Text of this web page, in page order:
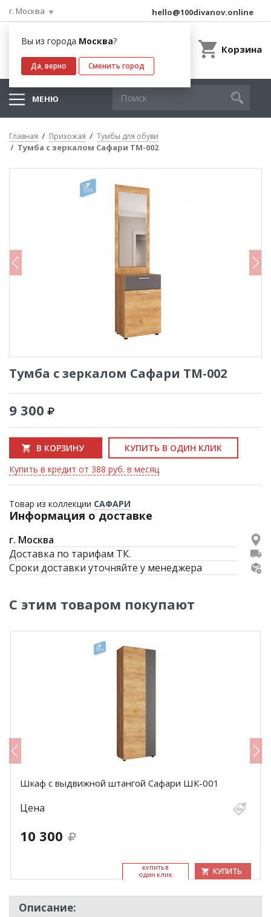
г. Москва
Вы из города Москва?
Да, верно Сменить город
hello@100divanov.online
Корзина
МЕНЮ
Главная Прихожая Тумбы для обуви
Тумба с зеркалом Сафари ТМ-002
Тумба с зеркалом Сафари ТМ-002
9 300
В КОРЗИНУ
КУПИТЬ В ОДИН КЛИК
Купить в кредит от 388 руб. в месяц
Товар из коллекции САФАРИ
Информация о доставке
г. Москва
Доставка по тарифам ТК.
Сроки доставки уточняйте у менеджера
С этим товаром покупают
Шкаф с выдвижной штангой Сафари ШК-001
Цена
10 300
КУ­ПИТЬ В
ОДИН КЛИК
КУПИТЬ
Описание: